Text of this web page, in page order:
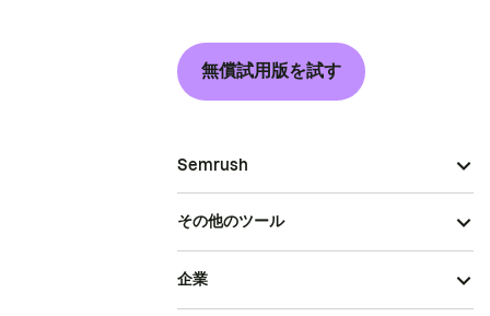
無償試用版を試す
Semrush
その他のツール
企業